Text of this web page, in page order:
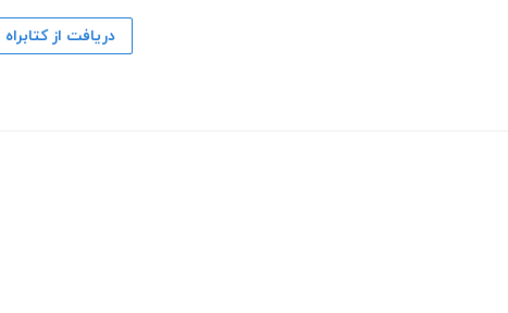
دریافت از کتابراه